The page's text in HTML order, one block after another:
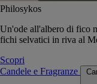
Philosykos
Un'ode all'albero di fico
fichi selvatici in riva al
Scopri
Candele e Fragranze